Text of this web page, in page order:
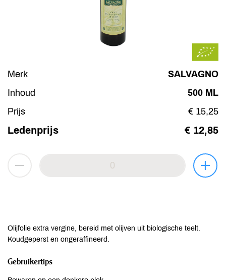
Merk
SALVAGNO
Inhoud
500 ML
Prijs
€ 15,25
Ledenprijs € 12,85
Olijfolie extra vergine, bereid met olijven uit biologische teelt.
Koudgeperst en ongeraffineerd.
Gebruikertips